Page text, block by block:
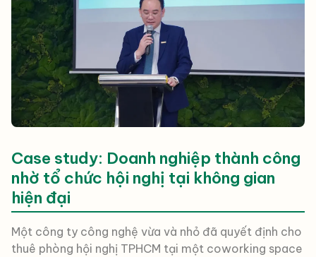
Case study: Doanh nghiệp thành công
nhờ tổ chức hội nghị tại không gian
hiện đại
Một công ty công nghệ vừa và nhỏ đã quyết định cho
thuê phòng hội nghị TPHCM tại một coworking space